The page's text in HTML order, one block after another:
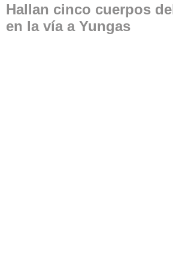
Hallan cinco cuerpos
en la vía a Yungas